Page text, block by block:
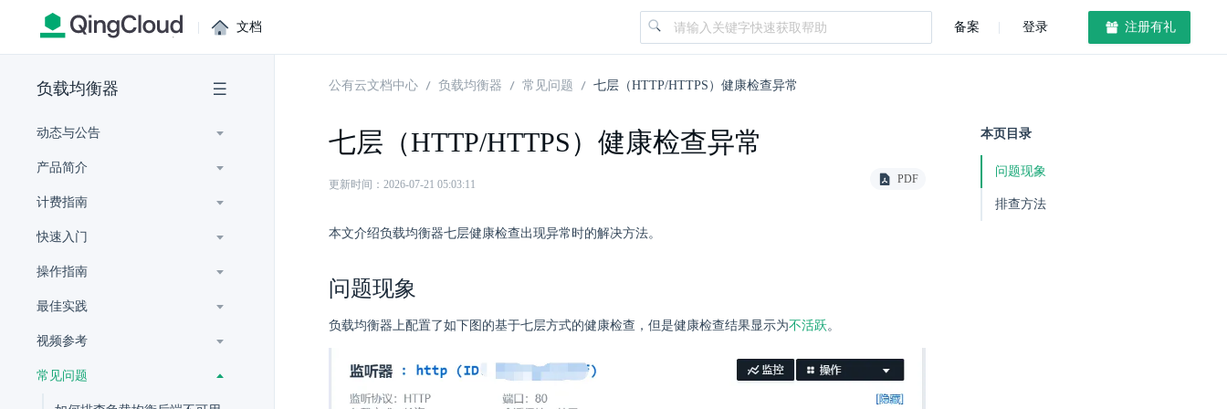
| 文档 备案 登录 注册有礼
负载均衡器
动态与公告
产品简介
计费指南
快速入门
操作指南
最佳实践
视频参考
常见问题
公有云文档中心 负载均衡器 常见问题 七层（HTTP/HTTPS）健康检查异常
七层（HTTP/HTTPS）健康检查异常
更新时间：2026-07-21 05:03:11 PDF
本文介绍负载均衡器七层健康检查出现异常时的解决方法。
问题现象
负载均衡器上配置了如下图的基于七层方式的健康检查，但是健康检查结果显示为不活跃。
本页目录
问题现象
排查方法